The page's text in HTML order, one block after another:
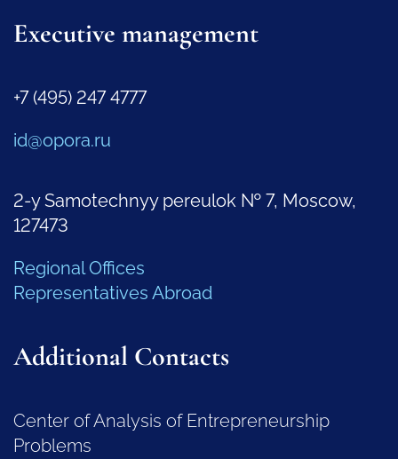
Executive management
+7 (495) 247 4777
id@opora.ru
2-y Samotechnyy pereulok № 7, Moscow,
127473
Regional Offices
Representatives Abroad
Additional Contacts
Center of Analysis of Entrepreneurship
Problems